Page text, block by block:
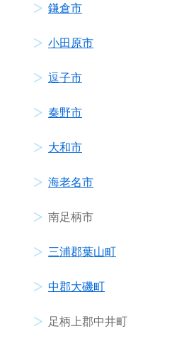
鎌倉市
小田原市
逗子市
秦野市
大和市
海老名市
南足柄市
三浦郡葉山町
中郡大磯町
足柄上郡中井町